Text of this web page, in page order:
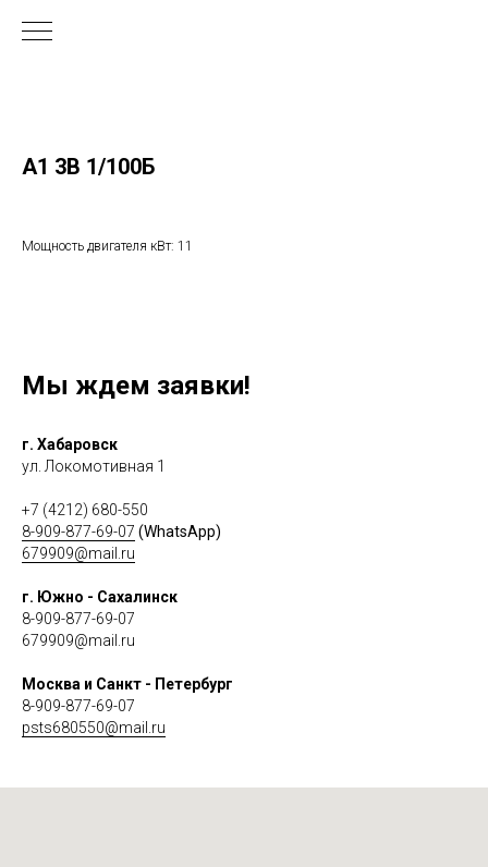
А1 3В 1/100Б
Мощность двигателя кВт: 11
Мы ждем заявки!
г. Хабаровск
ул. Локомотивная 1
+7 (4212) 680-550
8-909-877-69-07 (WhatsApp)
679909@mail.ru
г. Южно - Сахалинск
8-909-877-69-07
679909@mail.ru
Москва и Санкт - Петербург
8-909-877-69-07
psts680550@mail.ru